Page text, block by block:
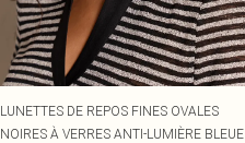
LUNETTES DE REPOS FINES OVALES
NOIRES À VERRES ANTI-LUMIÈRE BLEUE